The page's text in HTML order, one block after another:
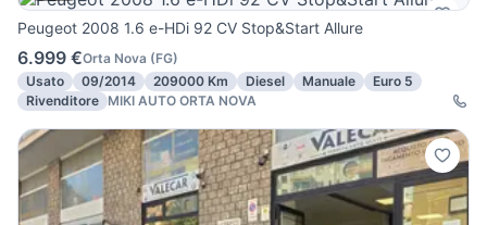
Peugeot 2008 1.6 e-HDi 92 CV Stop&Start Allure
6.999 €Orta Nova (FG)
Usato
09/2014 209000 Km Diesel Manuale
Euro 5
Rivenditore
MIKI AUTO ORTA NOVA